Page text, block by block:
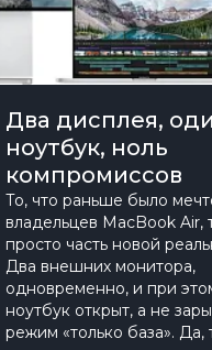
Два дисплея,
ноутбук, ноль
компромиссов
То, что раньше было
владельцев MacBook Air,
просто часть новой
Два внешних монитора,
одновременно, и при
ноутбук открыт, а не
режим «только база». Да,